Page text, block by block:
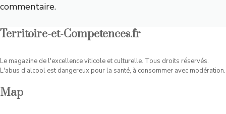
commentaire.
Territoire-et-Competences.fr
Le magazine de l'excellence viticole et culturelle. Tous droits réservés.
L'abus d'alcool est dangereux pour la santé, à consommer avec modération.
Map